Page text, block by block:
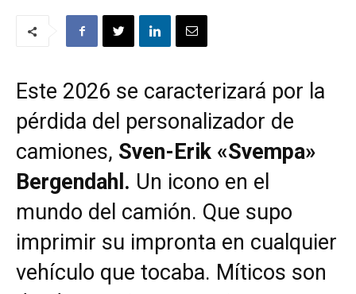
Este 2026 se caracterizará por la
pérdida del personalizador de
camiones, Sven-Erik «Svempa»
Bergendahl. Un icono en el
mundo del camión. Que supo
imprimir su impronta en cualquier
vehículo que tocaba. Míticos son